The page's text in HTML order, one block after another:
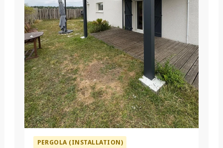
PERGOLA (INSTALLATION)